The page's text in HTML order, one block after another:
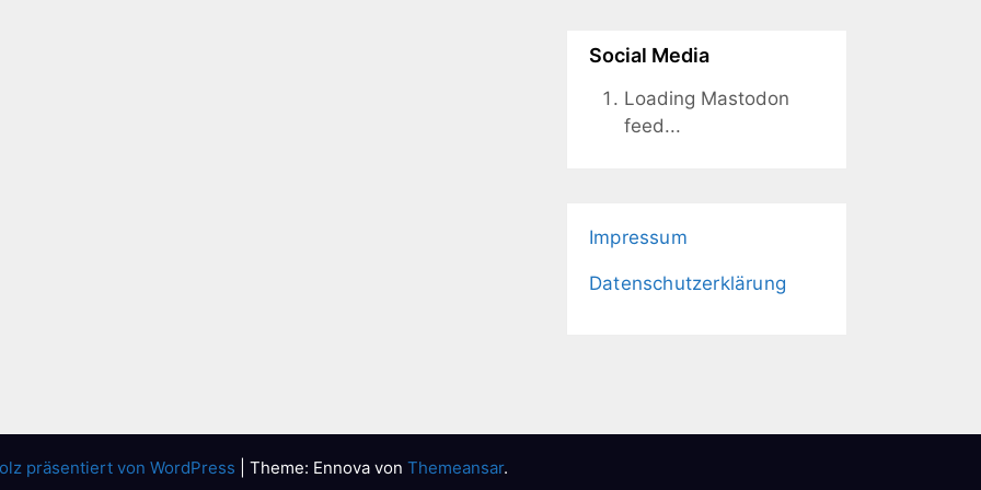
Social Media
Loading Mastodon
feed...
Impressum
Datenschutzerklärung
präsentiert von WordPress Theme: Ennova von Themeansar.